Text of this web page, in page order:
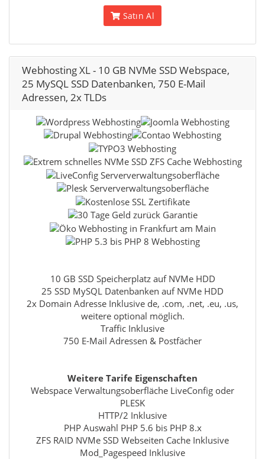
Satın Al
Webhosting XL - 10 GB NVMe SSD Webspace,
25 MySQL SSD Datenbanken, 750 E-Mail
Adressen, 2x TLDs
10 GB SSD Speicherplatz auf NVMe HDD
25 SSD MySQL Datenbanken auf NVMe HDD
2x Domain Adresse Inklusive de, .com, .net, .eu, .us,
weitere optional möglich.
Traffic Inklusive
750 E-Mail Adressen & Postfächer
Weitere Tarife Eigenschaften
Webspace Verwaltungsoberfläche LiveConfig oder
PLESK
HTTP/2 Inklusive
PHP Auswahl PHP 5.6 bis PHP 8.x
ZFS RAID NVMe SSD Webseiten Cache Inklusive
Mod_Pagespeed Inklusive